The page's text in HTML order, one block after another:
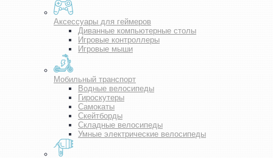
Аксессуары для геймеров
Диванные компьютерные столы
Игровые контроллеры
Игровые мыши
Мобильный транспорт
Водные велосипеды
Гироскутеры
Самокаты
Скейтборды
Складные велосипеды
Умные электрические велосипеды